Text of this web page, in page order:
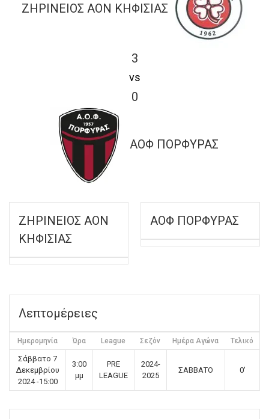
ΖΗΡΙΝΕΙΟΣ ΑΟΝ ΚΗΦΙΣΙΑΣ
3
vs
0
ΑΟΦ ΠΟΡΦΥΡΑΣ
ΖΗΡΙΝΕΙΟΣ ΑΟΝ
ΚΗΦΙΣΙΑΣ
ΑΟΦ ΠΟΡΦΥΡΑΣ
Λεπτομέρειες
Ημερομηνία Ώρα League Σεζόν Ημέρα Αγώνα Τελικό
Σάββατο 7
Δεκεμβρίου
2024 -15:00
3:00
μμ
PRE
LEAGUE
2024-
2025
ΣΑΒΒΑΤΟ 0'